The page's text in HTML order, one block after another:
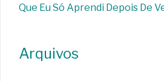
Que Eu Só Aprendi Depois De
Arquivos